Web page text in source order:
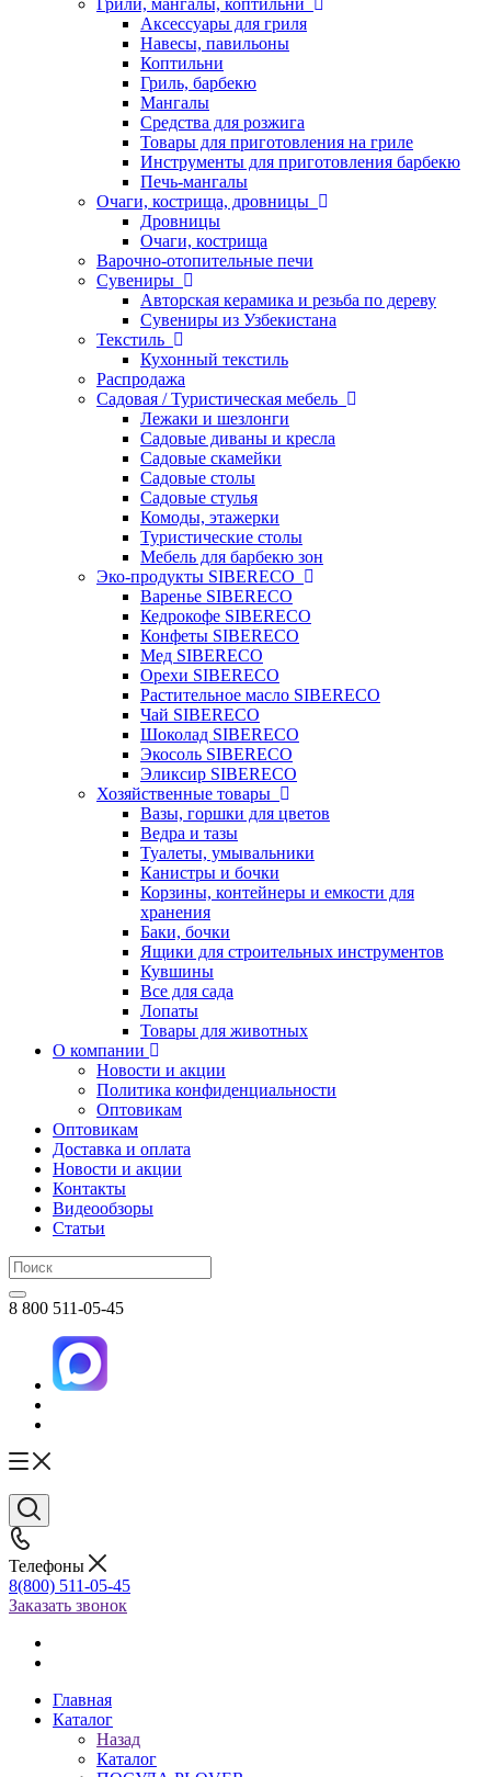
Грили, мангалы, коптильни
Аксессуары для гриля
Навесы, павильоны
Коптильни
Гриль, барбекю
Мангалы
Средства для розжига
Товары для приготовления на гриле
Инструменты для приготовления барбекю
Печь-мангалы
Очаги, кострища, дровницы
Дровницы
Очаги, кострища
Варочно-отопительные печи
Сувениры
Авторская керамика и резьба по дереву
Сувениры из Узбекистана
Текстиль
Кухонный текстиль
Распродажа
Садовая / Туристическая мебель
Лежаки и шезлонги
Садовые диваны и кресла
Садовые скамейки
Садовые столы
Садовые стулья
Комоды, этажерки
Туристические столы
Мебель для барбекю зон
Эко-продукты SIBERECO
Варенье SIBERECO
Кедрокофе SIBERECO
Конфеты SIBERECO
Мед SIBERECO
Орехи SIBERECO
Растительное масло SIBERECO
Чай SIBERECO
Шоколад SIBERECO
Экосоль SIBERECO
Эликсир SIBERECO
Хозяйственные товары
Вазы, горшки для цветов
Ведра и тазы
Туалеты, умывальники
Канистры и бочки
Корзины, контейнеры и емкости для
хранения
Баки, бочки
Ящики для строительных инструментов
Кувшины
Все для сада
Лопаты
Товары для животных
О компании
Новости и акции
Политика конфиденциальности
Оптовикам
Оптовикам
Доставка и оплата
Новости и акции
Контакты
Видеообзоры
Статьи
8 800 511-05-45
Телефоны
8(800) 511-05-45
Заказать звонок
Главная
Каталог
Назад
Каталог